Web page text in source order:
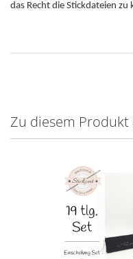
das Recht die Stickdateien
Zu diesem